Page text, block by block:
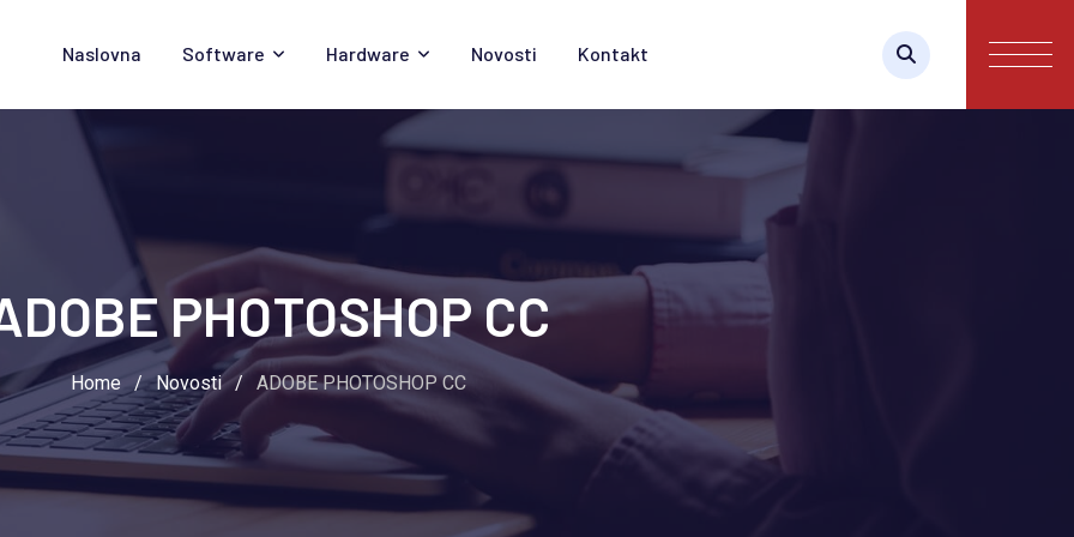
Naslovna Software Hardware Novosti Kontakt
PHOTOSHOP CC
Home / Novosti / ADOBE PHOTOSHOP CC